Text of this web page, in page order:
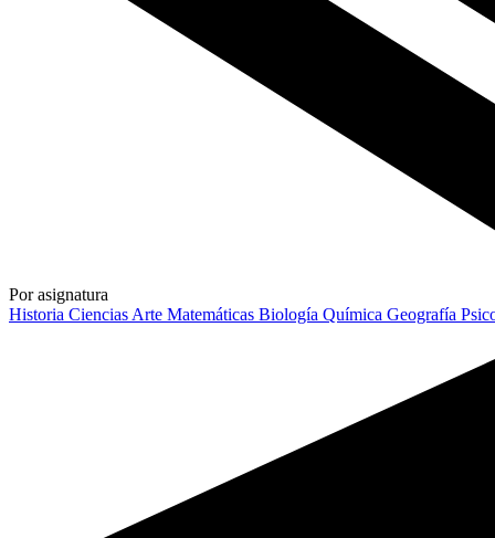
Por asignatura
Historia Ciencias Arte Matemáticas Biología Química Geografía